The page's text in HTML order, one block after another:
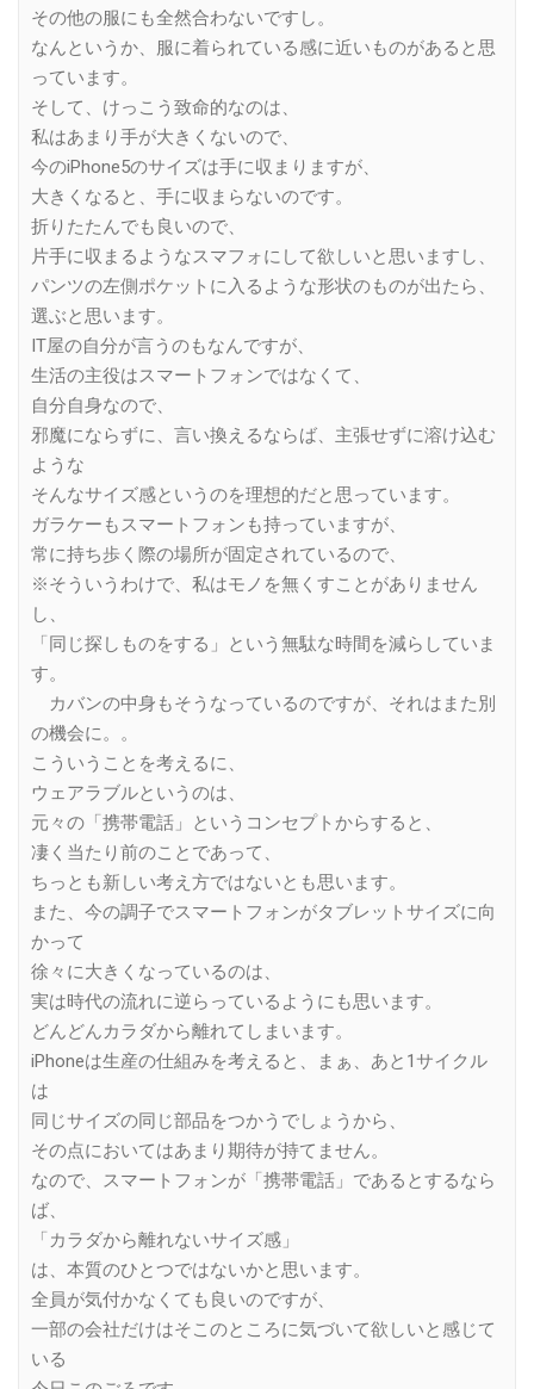
その他の服にも全然合わないですし。
なんというか、服に着られている感に近いものがあると思
っています。
そして、けっこう致命的なのは、
私はあまり手が大きくないので、
今のiPhone5のサイズは手に収まりますが、
大きくなると、手に収まらないのです。
折りたたんでも良いので、
片手に収まるようなスマフォにして欲しいと思いますし、
パンツの左側ポケットに入るような形状のものが出たら、
選ぶと思います。
IT屋の自分が言うのもなんですが、
生活の主役はスマートフォンではなくて、
自分自身なので、
邪魔にならずに、言い換えるならば、主張せずに溶け込む
ような
そんなサイズ感というのを理想的だと思っています。
ガラケーもスマートフォンも持っていますが、
常に持ち歩く際の場所が固定されているので、
※そういうわけで、私はモノを無くすことがありません
し、
「同じ探しものをする」という無駄な時間を減らしていま
す。
カバンの中身もそうなっているのですが、それはまた別
の機会に。。
こういうことを考えるに、
ウェアラブルというのは、
元々の「携帯電話」というコンセプトからすると、
凄く当たり前のことであって、
ちっとも新しい考え方ではないとも思います。
また、今の調子でスマートフォンがタブレットサイズに向
かって
徐々に大きくなっているのは、
実は時代の流れに逆らっているようにも思います。
どんどんカラダから離れてしまいます。
iPhoneは生産の仕組みを考えると、まぁ、あと1サイクル
は
同じサイズの同じ部品をつかうでしょうから、
その点においてはあまり期待が持てません。
なので、スマートフォンが「携帯電話」であるとするなら
ば、
「カラダから離れないサイズ感」
は、本質のひとつではないかと思います。
全員が気付かなくても良いのですが、
一部の会社だけはそこのところに気づいて欲しいと感じて
いる